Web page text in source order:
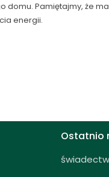
Pamiętajmy, że
energii.
Ostatnio